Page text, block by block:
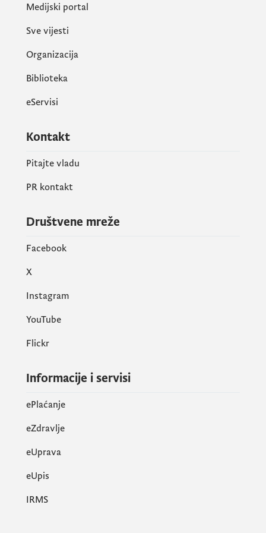
Medijski portal
Sve vijesti
Organizacija
Biblioteka
eServisi
Kontakt
Pitajte vladu
PR kontakt
Društvene mreže
Facebook
X
Instagram
YouTube
Flickr
Informacije i servisi
ePlaćanje
eZdravlje
eUprava
еUpis
IRMS